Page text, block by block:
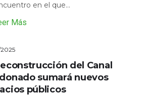
en el que...
Más
2025
del Canal
sumará nuevos
públicos